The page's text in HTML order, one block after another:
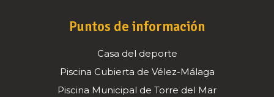
Puntos de información
Casa del deporte
Piscina Cubierta de Vélez-Málaga
Piscina Municipal de Torre del Mar